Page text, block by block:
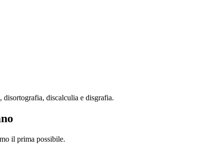
discalculia e disgrafia.